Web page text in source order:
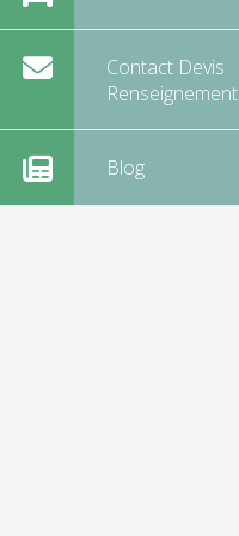
Contact Devis
Renseignement
Blog